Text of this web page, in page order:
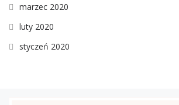
marzec 2020
luty 2020
styczeń 2020